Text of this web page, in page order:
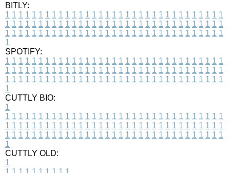
BITLY:
1 1 1 1 1 1 1 1 1 1 1 1 1 1 1 1 1 1 1 1 1 1 1 1 1 1 1 1 1 1 1 1 1
1 1 1 1 1 1 1 1 1 1 1 1 1 1 1 1 1 1 1 1 1 1 1 1 1 1 1 1 1 1 1 1 1
1 1 1 1 1 1 1 1 1 1 1 1 1 1 1 1 1 1 1 1 1 1 1 1 1 1 1 1 1 1 1 1 1
1
SPOTIFY:
1 1 1 1 1 1 1 1 1 1 1 1 1 1 1 1 1 1 1 1 1 1 1 1 1 1 1 1 1 1 1 1 1
1 1 1 1 1 1 1 1 1 1 1 1 1 1 1 1 1 1 1 1 1 1 1 1 1 1 1 1 1 1 1 1 1
1 1 1 1 1 1 1 1 1 1 1 1 1 1 1 1 1 1 1 1 1 1 1 1 1 1 1 1 1 1 1 1 1
1
CUTTLY BIO:
1
1 1 1 1 1 1 1 1 1 1 1 1 1 1 1 1 1 1 1 1 1 1 1 1 1 1 1 1 1 1 1 1 1
1 1 1 1 1 1 1 1 1 1 1 1 1 1 1 1 1 1 1 1 1 1 1 1 1 1 1 1 1 1 1 1 1
1 1 1 1 1 1 1 1 1 1 1 1 1 1 1 1 1 1 1 1 1 1 1 1 1 1 1 1 1 1 1 1 1
1
CUTTLY OLD:
1